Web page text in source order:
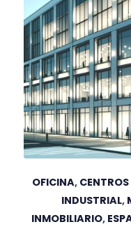
OFICINA,
INDUSTRIAL,
INMOBILIARIO,